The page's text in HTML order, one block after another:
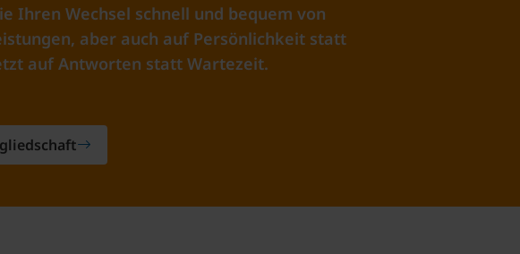
Ihren Wechsel schnell und bequem von
aber auch auf Persönlichkeit statt
auf Antworten statt Wartezeit.